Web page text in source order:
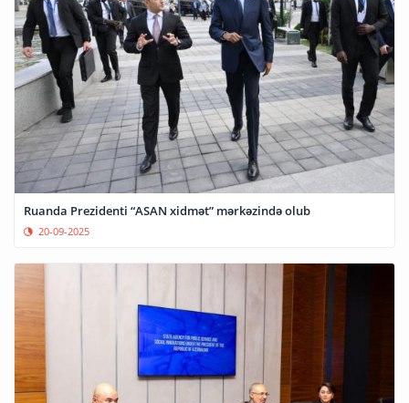
Ruanda Prezidenti “ASAN xidmət” mərkəzində olub
20-09-2025